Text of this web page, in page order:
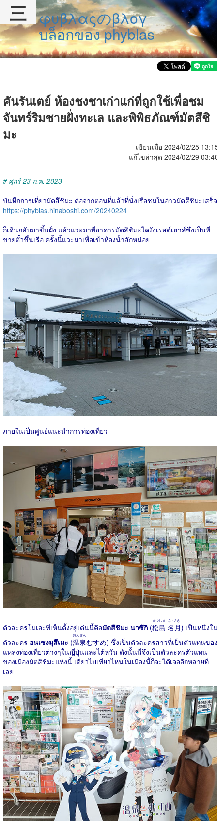
φυβλαςのβλογ
บล็อกของ phyblas
คันรันเตย์ ห้องชงชาเก่าแก่ที่ถูกใช้เพื่อชม
จันทร์ริมชายฝั่งทะเล และพิพิธภัณฑ์มัตสึชิ
มะ
เขียนเมื่อ 2024/02/25
แก้ไขล่าสุด 2024/02/29
# ศุกร์ 23 ก.พ. 2023
บันทึกการเที่ยวมัตสึชิมะ ต่อจากตอนที่แล้วที่นั่งเรือชมในอ่าวมัตสึชิมะเสร็จ
https://phyblas.hinaboshi.com/20240224
ก็เดินกลับมาขึ้นฝั่ง แล้วแวะมาที่อาคารมัตสึชิมะไคงังเรสต์เฮาส์ซึ่งเป็นที่
ขายตั๋วขึ้นเรือ ครั้งนี้แวะมาเพื่อเข้าห้องน้ำสักหน่อย
ภายในเป็นศูนย์แนะนำการท่องเที่ยว
ตัวละครโมเอะที่เห็นตั้งอยู่เด่นนี้คือมัตสึชิมะ นาซึกิ (松島
まつしま
名月
なづき
) เป็นหนึ่งใ
ตัวละคร อนเซงมุสึเมะ (温泉
おんせん
むすめ) ซึ่งเป็นตัวละครสาวที่เป็นตัวแทนของ
แหล่งท่องเที่ยวต่างๆในญี่ปุ่นและไต้หวัน ดังนั้นนี่จึงเป็นตัวละครตัวแทน
ของเมืองมัตสึชิมะแห่งนี้ เดี๋ยวไปเที่ยวไหนในเมืองนี้ก็จะได้เจออีกหลายที่
เลย
三